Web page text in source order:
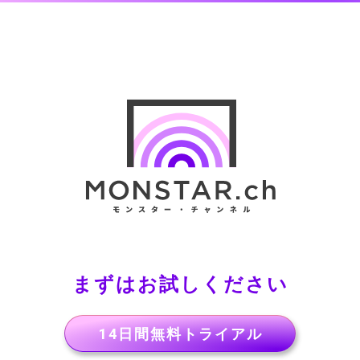
まずはお試しください
14日間無料トライアル